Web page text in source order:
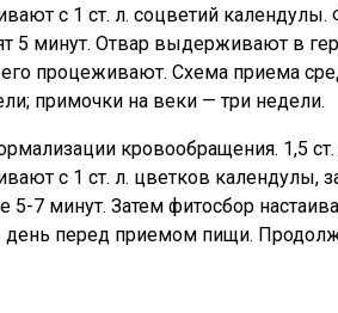
с 1 ст. л. соцветий
5 минут. Отвар выдерживают в
процеживают. Схема приема
примочки на веки — три недели.
кровообращения. 1,5
с 1 ст. л. цветков календулы,
5-7 минут. Затем фитосбор
день перед приемом пищи.